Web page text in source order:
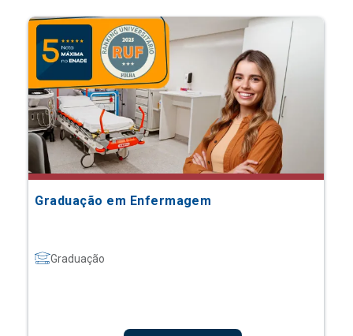
Graduação em Enfermagem
Graduação